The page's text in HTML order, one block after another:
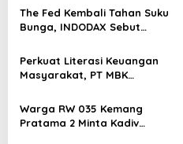
p
s
Blockchain
The Fed Kembali Tahan Suku
Bunga, INDODAX Sebut
Sentimen Pasar
Perkuat Literasi Keuangan
Masyarakat, PT MBK
Karpet Masjid di Pakuhaji
Warga RW 035 Kemang
Pratama 2 Minta Kadiv